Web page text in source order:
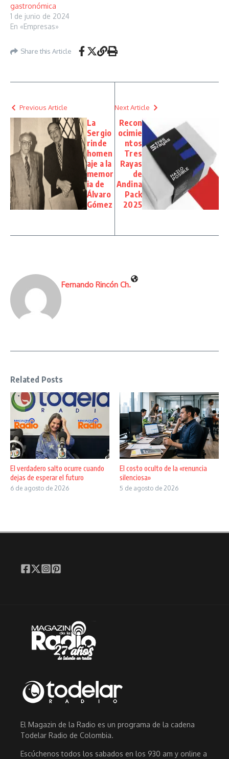
gastronómica
1 de junio de 2024
En «Empresas»
Share this Article
Previous Article
La
Sergio
rinde
homen
aje a la
memor
ia de
Álvaro
Gómez
Next Article
Recon
ocimie
ntos
Tres
Rayas
de
Andina
Pack
2025
Fernando Rincón Ch.
Related Posts
El verdadero salto ocurre cuando
dejas de esperar el futuro
6 de agosto de 2026
El costo oculto de la «renuncia
silenciosa»
5 de agosto de 2026
El Magazin de la Radio es un programa de la cadena
Todelar Radio de Colombia.
Escúchenos todos los sabados en los 930 am y online a